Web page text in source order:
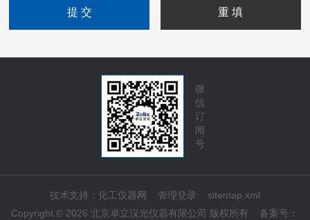
微
信
订
阅
号
技术支持： 化工仪器网 管理登录
sitemap.xml
Copyright © 2026 北京卓立汉光仪器有限公司 版权所有 备案号：